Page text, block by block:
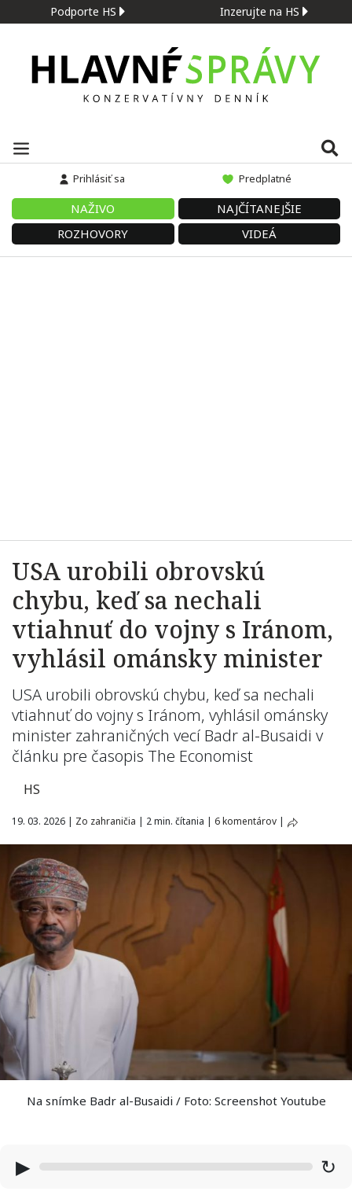
Podporte HS Inzerujte na HS
Prihlásiť sa Predplatné
NAŽIVO
NAJČÍTANEJŠIE
ROZHOVORY
VIDEÁ
USA urobili obrovskú
chybu, keď sa nechali
vtiahnuť do vojny s Iránom,
vyhlásil ománsky minister
USA urobili obrovskú chybu, keď sa nechali
vtiahnuť do vojny s Iránom, vyhlásil ománsky
minister zahraničných vecí Badr al-Busaidi v
článku pre časopis The Economist
HS
19. 03. 2026 | Zo zahraničia | 2 min. čítania | 6 komentárov |
Na snímke Badr al-Busaidi / Foto: Screenshot Youtube
▶ ↻